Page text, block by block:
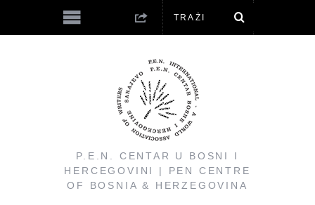
P.E.N. CENTAR U BOSNI I
HERCEGOVINI | PEN CENTRE
OF BOSNIA & HERZEGOVINA